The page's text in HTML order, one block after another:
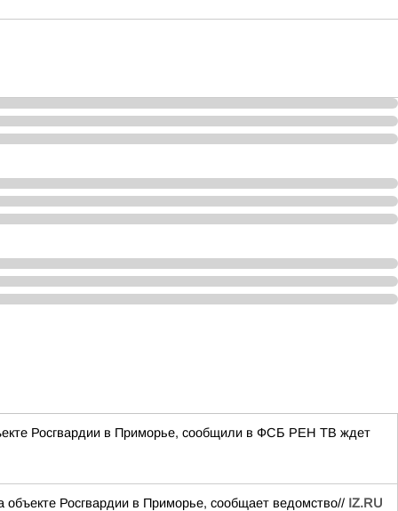
Росгвардии в Приморье, сообщили в ФСБ РЕН ТВ ждет
Росгвардии в Приморье, сообщает ведомство// IZ.RU